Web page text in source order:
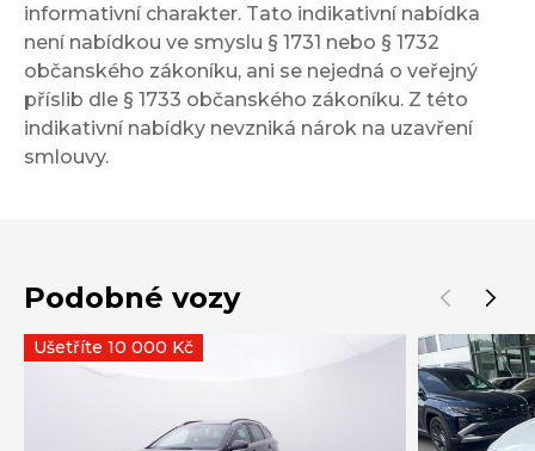
informativní charakter. Tato indikativní nabídka
není nabídkou ve smyslu § 1731 nebo § 1732
občanského zákoníku, ani se nejedná o veřejný
příslib dle § 1733 občanského zákoníku. Z této
indikativní nabídky nevzniká nárok na uzavření
smlouvy.
Podobné vozy
Ušetříte 10 000 Kč